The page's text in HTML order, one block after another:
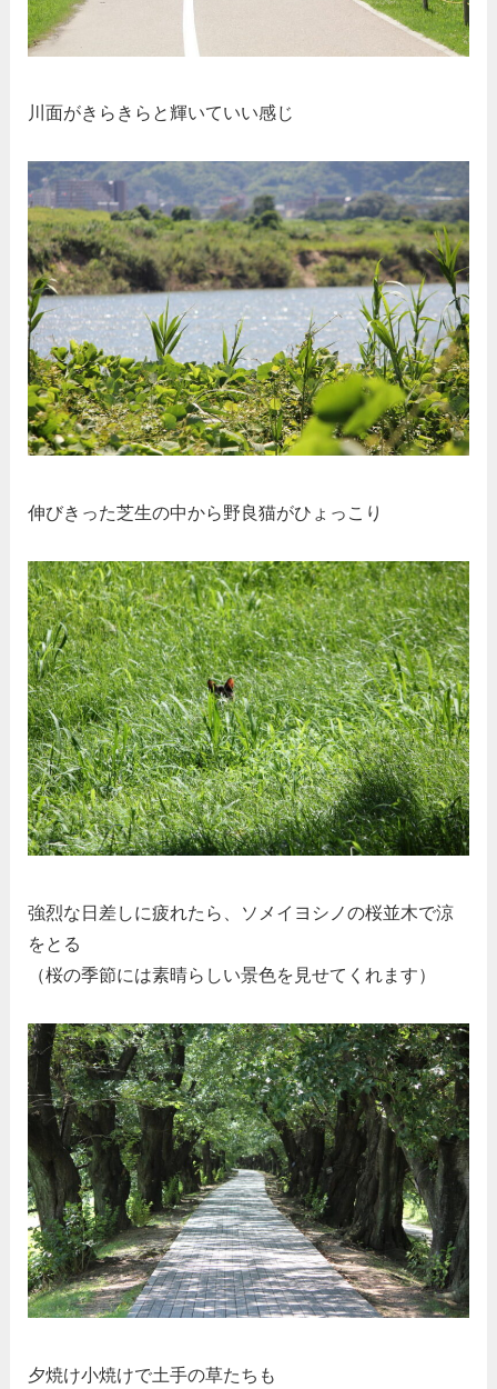
川面がきらきらと輝いていい感じ
伸びきった芝生の中から野良猫がひょっこり
強烈な日差しに疲れたら、ソメイヨシノの桜並木で涼
をとる
（桜の季節には素晴らしい景色を見せてくれます）
夕焼け小焼けで土手の草たちも